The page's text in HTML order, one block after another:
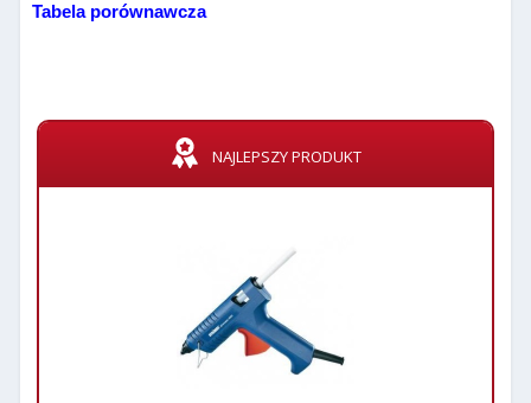
Tabela porównawcza
NAJLEPSZY PRODUKT